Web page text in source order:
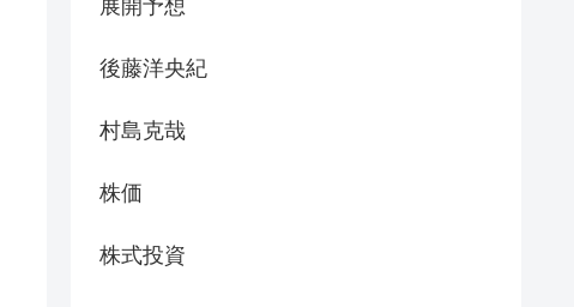
展開予想
後藤洋央紀
村島克哉
株価
株式投資